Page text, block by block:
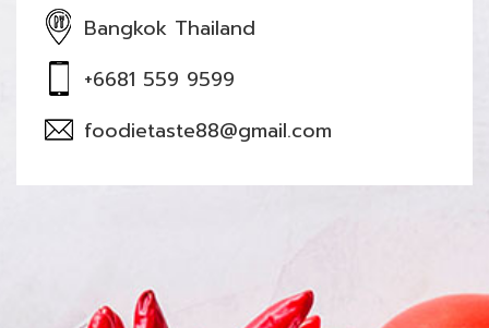
Bangkok Thailand
+6681 559 9599
foodietaste88@gmail.com